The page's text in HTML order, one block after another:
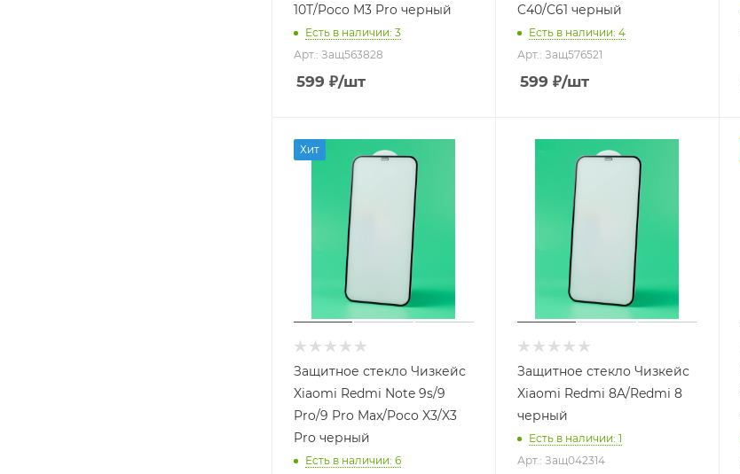
10T/Poco M3 Pro черный
Есть в наличии: 3
Арт.: Защ563828
599 ₽/шт
C40/C61 черный
Есть в наличии: 4
Арт.: Защ576521
599 ₽/шт
Хит
Защитное стекло Чизкейс
Xiaomi Redmi Note 9s/9
Pro/9 Pro Max/Poco X3/X3
Pro черный
Есть в наличии: 6
Защитное стекло Чизкейс
Xiaomi Redmi 8A/Redmi 8
черный
Есть в наличии: 1
Арт.: Защ042314